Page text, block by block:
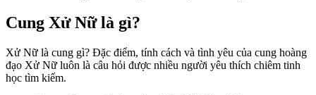
Cung Xử Nữ là gì?
Xử Nữ là cung gì? Đặc điểm, tính cách và tình yêu của cung hoàng
đạo Xử Nữ luôn là câu hỏi được nhiều người yêu thích chiêm tinh
học tìm kiếm.